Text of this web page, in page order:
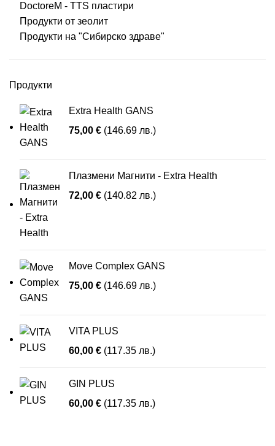
DoctoreM - TTS пластири
Продукти от зеолит
Продукти на "Сибирско здраве"
Продукти
Extra Health GANS
75,00 € (146.69 лв.)
Плазмени Магнити - Extra Health
72,00 € (140.82 лв.)
Move Complex GANS
75,00 € (146.69 лв.)
VITA PLUS
60,00 € (117.35 лв.)
GIN PLUS
60,00 € (117.35 лв.)